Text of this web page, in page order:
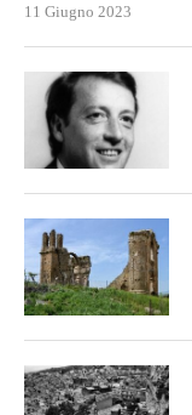
11 Giugno 2023